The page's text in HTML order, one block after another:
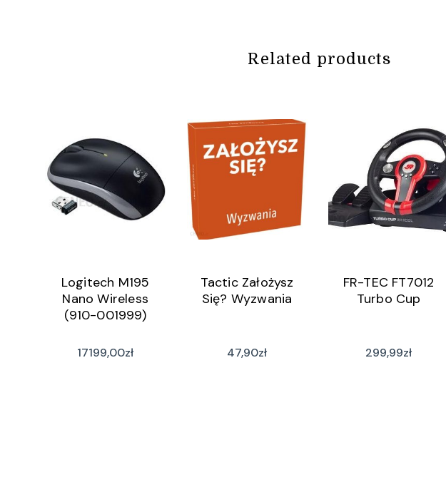
Related products
Logitech M195
Nano Wireless
(910-001999)
17199,00zł
Tactic Założysz
Się? Wyzwania
47,90zł
FR-TEC FT7012
Turbo Cup
299,99zł